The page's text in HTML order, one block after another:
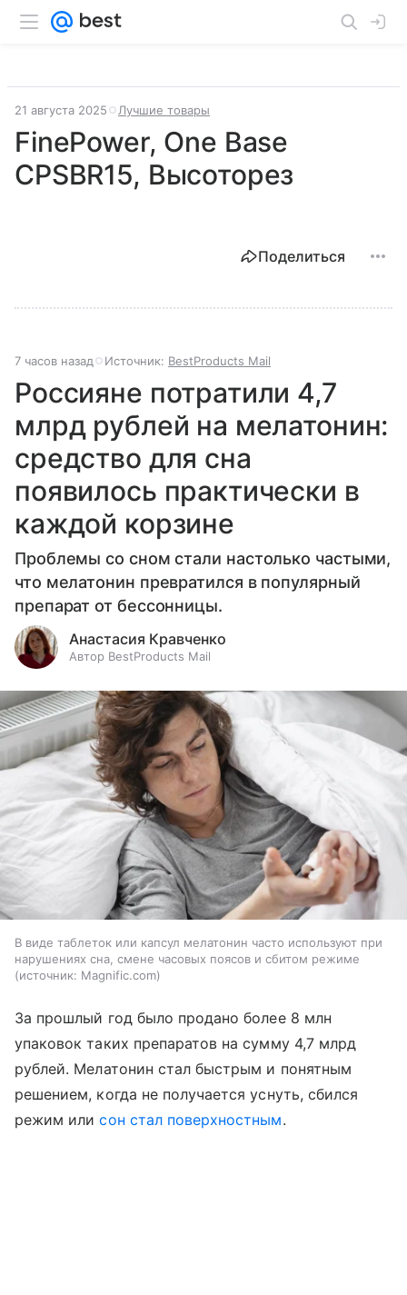
21 августа 2025 Лучшие товары
FinePower, One Base
CPSBR15, Высоторез
Поделиться
7 часов назад Источник: BestProducts Mail
Россияне потратили 4,7
млрд рублей на мелатонин:
средство для сна
появилось практически в
каждой корзине
Проблемы со сном стали настолько частыми,
что мелатонин превратился в популярный
препарат от бессонницы.
Анастасия Кравченко
Автор BestProducts Mail
В виде таблеток или капсул мелатонин часто используют при
нарушениях сна, смене часовых поясов и сбитом режиме
источник: Magnific.com
За прошлый год было продано более 8 млн
упаковок таких препаратов на сумму 4,7 млрд
рублей. Мелатонин стал быстрым и понятным
решением, когда не получается уснуть, сбился
режим илисон стал поверхностным.